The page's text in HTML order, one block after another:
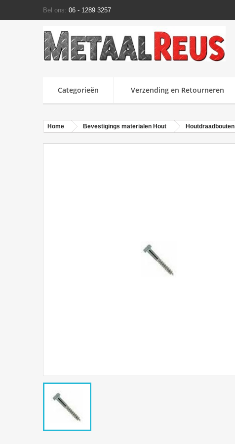
Bel ons: 06 - 1289 3257
Categorieën Verzending en Retourneren
Home Bevestigings materialen Hout Houtdraadbouten